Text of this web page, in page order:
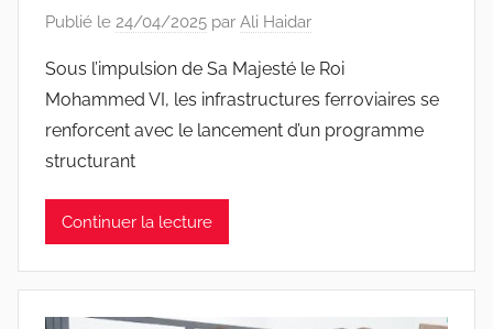
Publié le 24/04/2025 par Ali Haidar
Sous l’impulsion de Sa Majesté le Roi
Mohammed VI, les infrastructures ferroviaires se
renforcent avec le lancement d’un programme
structurant
Continuer la lecture